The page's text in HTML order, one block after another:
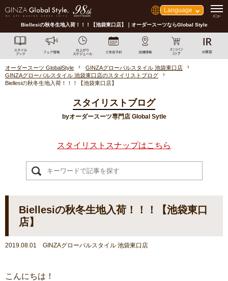
Language
Biellesiの秋冬生地入荷！！！【池袋東口店】｜オーダースーツならGlobal Style
オーダースーツ GlobalStyle
GINZAグローバルスタイル 池袋東口店
GINZAグローバルスタイル 池袋東口店のスタイリストブログ
Biellesiの秋冬生地入荷！！！【池袋東口店】
スタイリストブログ
byオーダースーツ専門店 Global Sytle
スタイリストスナップはこちら
Biellesiの秋冬生地入荷！！！【池袋東口
店】
2019.08.01 GINZAグローバルスタイル 池袋東口店
こんにちは！